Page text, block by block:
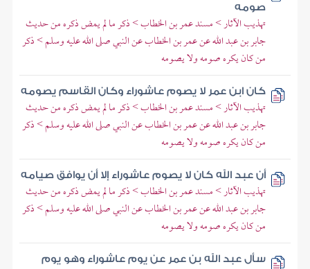
صومه
تهذيب الآثار > مسند عمر بن الخطاب > ذكر ما لم يمض ذكره من حديث
جابر بن عبد الله عن عمر بن الخطاب عن النبي صلى الله عليه وسلم > ذكر
من كان يكره صومه ولا يصومه
كان ابن عمر لا يصوم عاشوراء وكان القاسم يصومه
تهذيب الآثار > مسند عمر بن الخطاب > ذكر ما لم يمض ذكره من حديث
جابر بن عبد الله عن عمر بن الخطاب عن النبي صلى الله عليه وسلم > ذكر
من كان يكره صومه ولا يصومه
أن عبد الله كان لا يصوم عاشوراء إلا أن يوافق صيامه
تهذيب الآثار > مسند عمر بن الخطاب > ذكر ما لم يمض ذكره من حديث
جابر بن عبد الله عن عمر بن الخطاب عن النبي صلى الله عليه وسلم > ذكر
من كان يكره صومه ولا يصومه
سأل عبد الله بن عمر عن يوم عاشوراء وهو يوم